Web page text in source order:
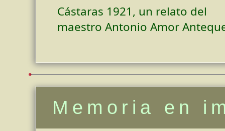
Cástaras 1921, un relato del
maestro Antonio Amor
Memoria en